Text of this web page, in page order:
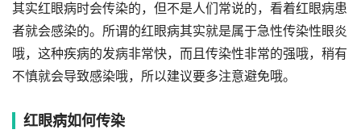
其实红眼病时会传染的，但不是人们常说的，看着红眼病患
者就会感染的。所谓的红眼病其实就是属于急性传染性眼炎
哦，这种疾病的发病非常快，而且传染性非常的强哦，稍有
不慎就会导致感染哦，所以建议要多注意避免哦。
红眼病如何传染